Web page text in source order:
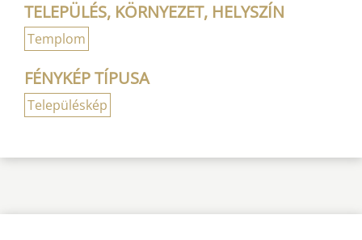
TELEPÜLÉS, KÖRNYEZET, HELYSZÍN
Templom
FÉNYKÉP TÍPUSA
Településkép